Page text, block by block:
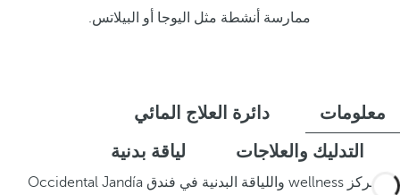
ممارسة أنشطة مثل اليوجا أو البيلاتس.
معلومات
دائرة العلاج المائي
التدليك والعلاجات
لياقة بدنية
يعد مركز wellness واللياقة البدنية في فندق Occidental Jandía